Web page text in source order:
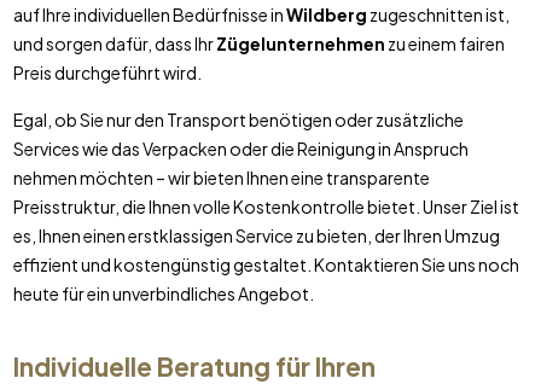
auf Ihre individuellen Bedürfnisse inWildberg zugeschnitten ist,
und sorgen dafür, dass IhrZügelunternehmen zu einem fairen
Preis durchgeführt wird.
Egal, ob Sie nur den Transport benötigen oder zusätzliche
Services wie das Verpacken oder die Reinigung in Anspruch
nehmen möchten – wir bieten Ihnen eine transparente
Preisstruktur, die Ihnen volle Kostenkontrolle bietet. Unser Ziel ist
es, Ihnen einen erstklassigen Service zu bieten, der Ihren Umzug
effizient und kostengünstig gestaltet. Kontaktieren Sie uns noch
heute für ein unverbindliches Angebot.
Individuelle Beratung für Ihren